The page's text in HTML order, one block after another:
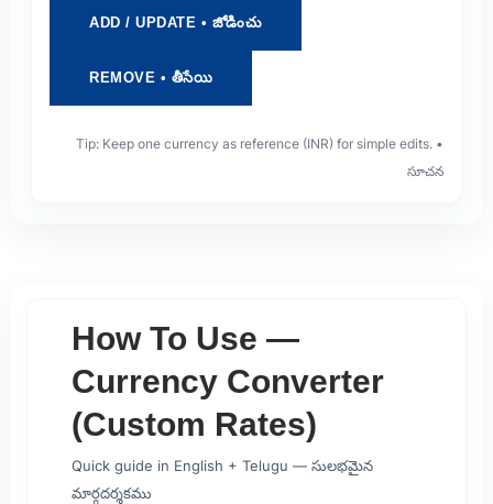
ADD / UPDATE • జోడించు
REMOVE • తీసేయి
Tip: Keep one currency as reference (INR) for simple edits. •
సూచన
How To Use —
Currency Converter
(Custom Rates)
Quick guide in English + Telugu — సులభమైన
మార్గదర్శకము